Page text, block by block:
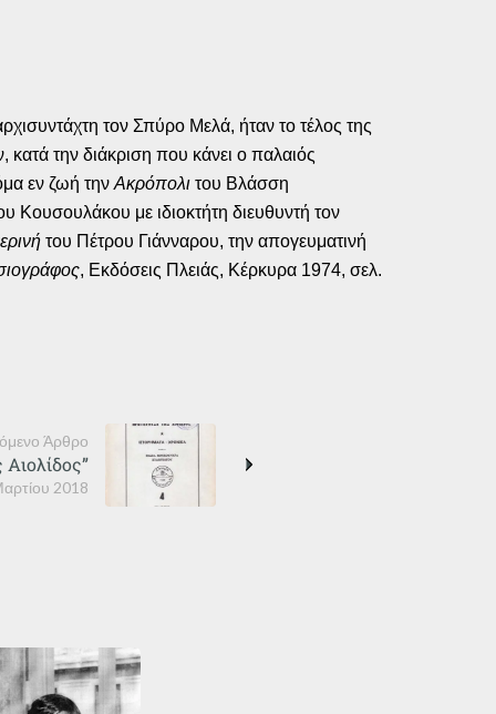
τον Σπύρο Μελά, ήταν το τέλος της
την διάκριση που κάνει ο παλαιός
εν ζωή την Ακρόπολι του Βλάσση
Κουσουλάκου με ιδιοκτήτη διευθυντή τον
του Πέτρου Γιάνναρου, την απογευματινή
, Εκδόσεις Πλειάς, Κέρκυρα 1974, σελ.
Άρθρο
2018